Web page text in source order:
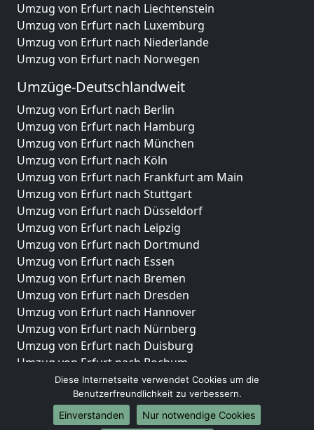
Umzug von Erfurt nach Liechtenstein
Umzug von Erfurt nach Luxemburg
Umzug von Erfurt nach Niederlande
Umzug von Erfurt nach Norwegen
Umzüge-Deutschlandweit
Umzug von Erfurt nach Berlin
Umzug von Erfurt nach Hamburg
Umzug von Erfurt nach München
Umzug von Erfurt nach Köln
Umzug von Erfurt nach Frankfurt am Main
Umzug von Erfurt nach Stuttgart
Umzug von Erfurt nach Düsseldorf
Umzug von Erfurt nach Leipzig
Umzug von Erfurt nach Dortmund
Umzug von Erfurt nach Essen
Umzug von Erfurt nach Bremen
Umzug von Erfurt nach Dresden
Umzug von Erfurt nach Hannover
Umzug von Erfurt nach Nürnberg
Umzug von Erfurt nach Duisburg
Umzug von Erfurt nach Bochum
Umzug von Erfurt nach Wuppertal
Umzug von Erfurt nach Bielefeld
Umzug von Erfurt nach Bonn
Diese Internetseite verwendet Cookies um die
Benutzerfreundlichkeit zu verbessern.
Einverstanden
Nur notwendige Cookies